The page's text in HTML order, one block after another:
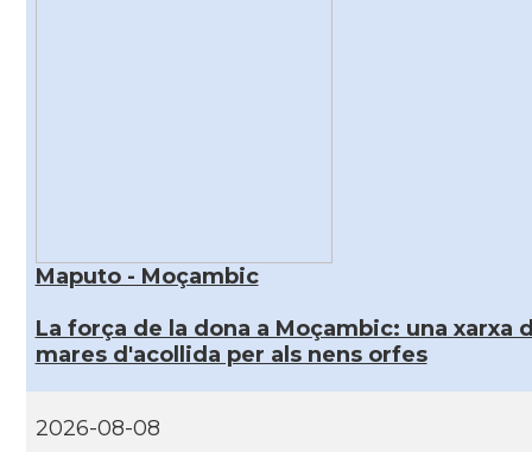
Maputo - Moçambic
La força de la dona a Moçambic: una xarxa
mares d'acollida per als nens orfes
2026-08-08